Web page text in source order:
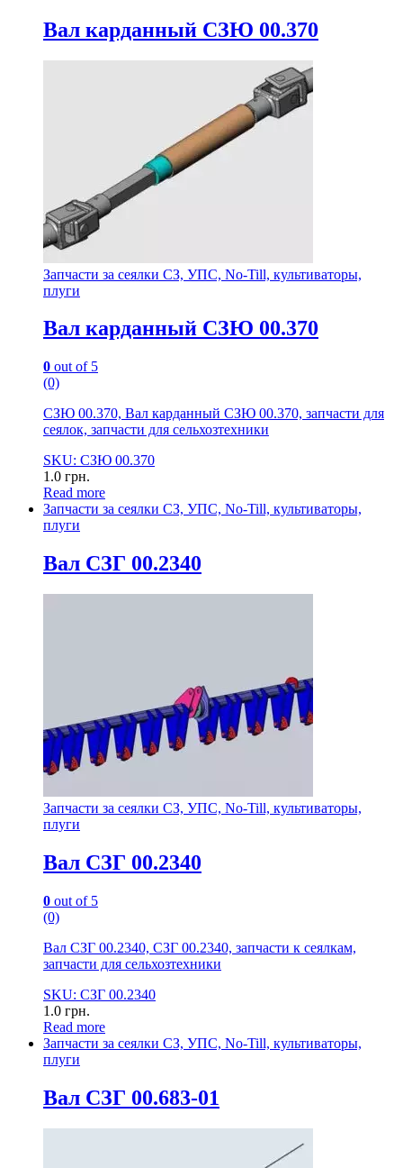
Вал карданный СЗЮ 00.370
Запчасти за сеялки СЗ, УПС, No-Till, культиваторы,
плуги
Вал карданный СЗЮ 00.370
0 out of 5
(0)
СЗЮ 00.370, Вал карданный СЗЮ 00.370, запчасти для
сеялок, запчасти для сельхозтехники
SKU: СЗЮ 00.370
1.0 грн.
Read more
Запчасти за сеялки СЗ, УПС, No-Till, культиваторы,
плуги
Вал СЗГ 00.2340
Запчасти за сеялки СЗ, УПС, No-Till, культиваторы,
плуги
Вал СЗГ 00.2340
0 out of 5
(0)
Вал СЗГ 00.2340, СЗГ 00.2340, запчасти к сеялкам,
запчасти для сельхозтехники
SKU: СЗГ 00.2340
1.0 грн.
Read more
Запчасти за сеялки СЗ, УПС, No-Till, культиваторы,
плуги
Вал СЗГ 00.683-01